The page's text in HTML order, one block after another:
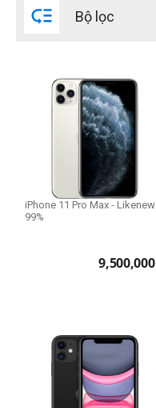
iPhone 11
iPhone 11 Pro
iPhone 11 Pro Max
THIẾT LẬP LẠI
 Bộ lọc
iPhone 11 Pro Max - Likenew
99%
9,500,000